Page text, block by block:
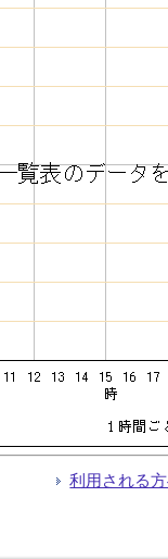
利用される